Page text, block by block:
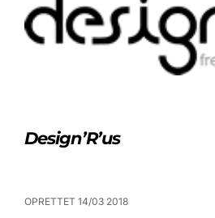
Design’R’us
OPRETTET 14/03 2018